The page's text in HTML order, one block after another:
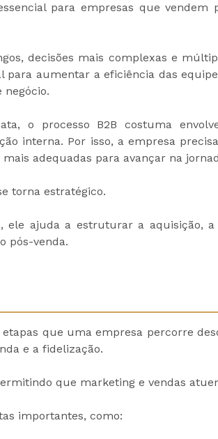
para empresas que vendem
decisões mais complexas e
aumentar a eficiência das
negócio.
o processo B2B costuma
interna. Por isso, a empresa
adequadas para avançar na
torna estratégico.
ele ajuda a estruturar a aquisição,
pós-venda.
que uma empresa percorre
e a fidelização.
que marketing e vendas
importantes, como: